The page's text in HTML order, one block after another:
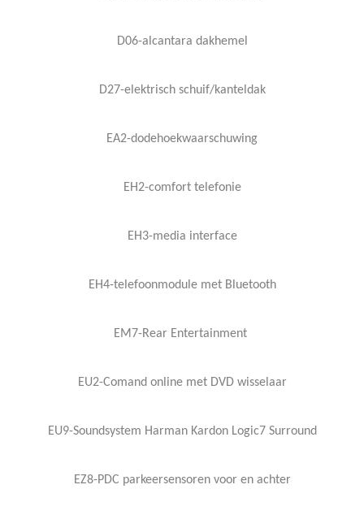
D06-alcantara dakhemel
D27-elektrisch schuif/kanteldak
EA2-dodehoekwaarschuwing
EH2-comfort telefonie
EH3-media interface
EH4-telefoonmodule met Bluetooth
EM7-Rear Entertainment
EU2-Comand online met DVD wisselaar
EU9-Soundsystem Harman Kardon Logic7 Surround
EZ8-PDC parkeersensoren voor en achter